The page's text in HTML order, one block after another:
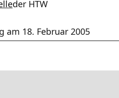
der HTW
am 18. Februar 2005